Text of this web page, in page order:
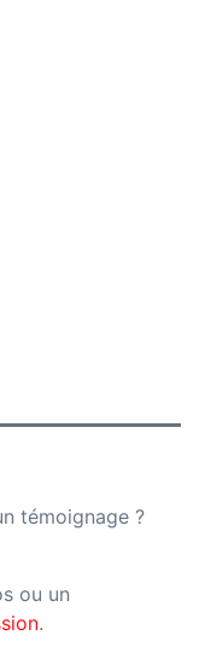
témoignage ?
ou un
.